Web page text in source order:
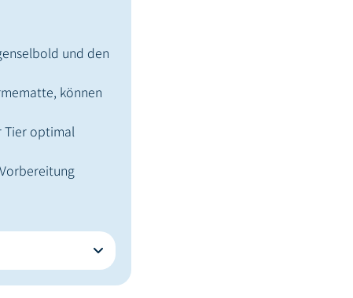
und den
können
Tier optimal